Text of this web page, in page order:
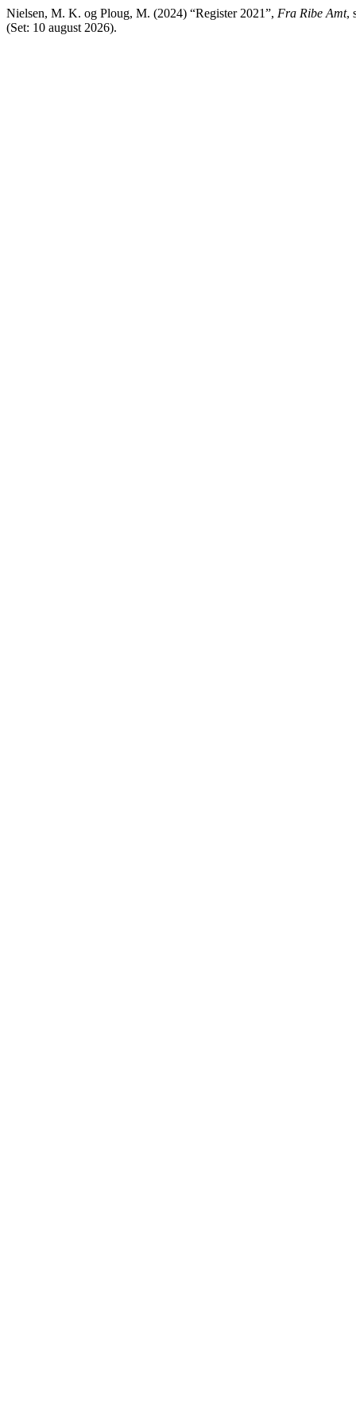
Nielsen, M. K. og Ploug, M. (2024) “Register 2021”, Fra Ribe Amt,
(Set: 10 august 2026).